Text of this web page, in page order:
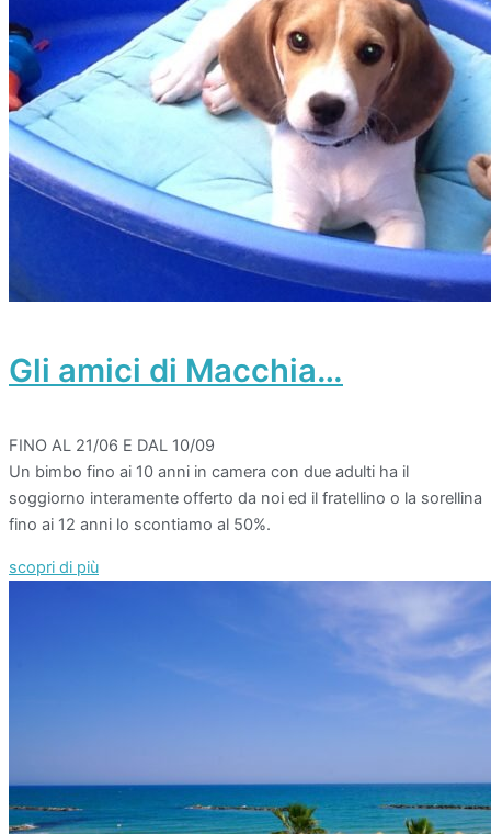
Gli amici di Macchia…
FINO AL 21/06 E DAL 10/09
Un bimbo fino ai 10 anni in camera con due adulti ha il
soggiorno interamente offerto da noi ed il fratellino o la sorellina
fino ai 12 anni lo scontiamo al 50%.
scopri di più